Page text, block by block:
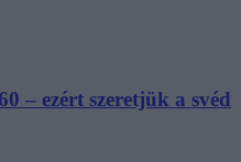
– ezért szeretjük a svéd